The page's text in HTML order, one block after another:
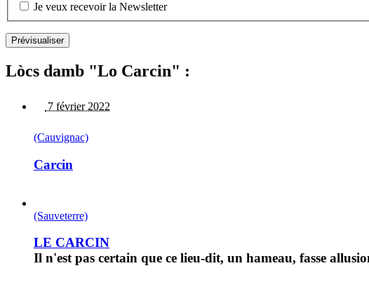
Je veux recevoir la Newsletter
Lòcs damb "Lo Carcin" :
7 février 2022
(Cauvignac)
Carcin
(Sauveterre)
LE CARCIN
Il n'est pas certain que ce lieu-dit, un hameau, fasse